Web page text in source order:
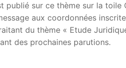
sur ce thème sur la
aux coordonnées
du thème « Etude
des prochaines parutions.